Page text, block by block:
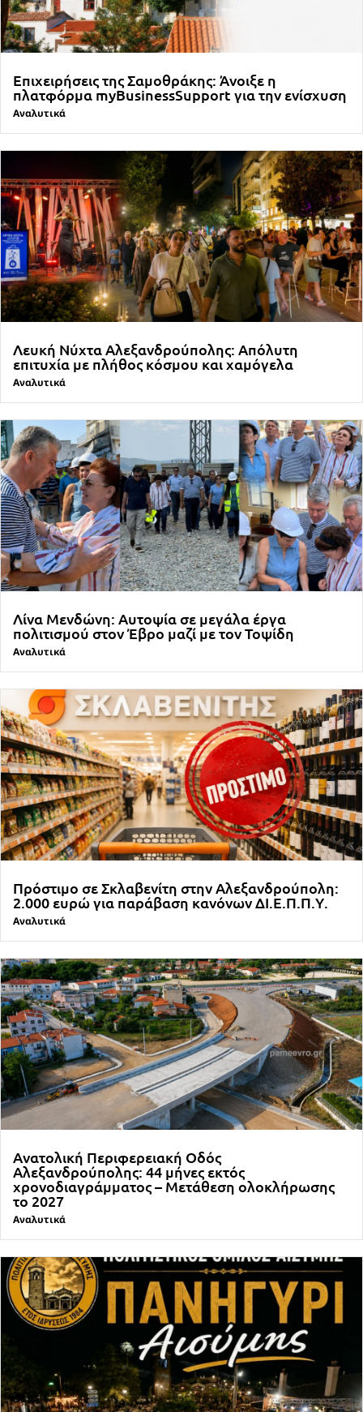
Επιχειρήσεις της Σαμοθράκης: Άνοιξε η
πλατφόρμα myBusinessSupport για την ενίσχυση
Αναλυτικά
Λευκή Νύχτα Αλεξανδρούπολης: Απόλυτη
επιτυχία με πλήθος κόσμου και χαμόγελα
Αναλυτικά
Λίνα Μενδώνη: Αυτοψία σε μεγάλα έργα
πολιτισμού στον Έβρο μαζί με τον Τοψίδη
Αναλυτικά
Πρόστιμο σε Σκλαβενίτη στην Αλεξανδρούπολη:
2.000 ευρώ για παράβαση κανόνων ΔΙ.Ε.Π.Π.Υ.
Αναλυτικά
Ανατολική Περιφερειακή Οδός
Αλεξανδρούπολης: 44 μήνες εκτός
χρονοδιαγράμματος – Μετάθεση ολοκλήρωσης
το 2027
Αναλυτικά